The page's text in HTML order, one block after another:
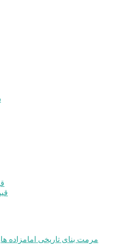
مرمت بنای تاریخی امامزاده